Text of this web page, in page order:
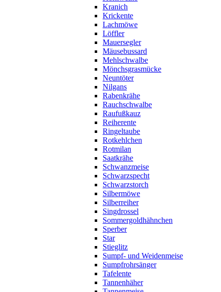
Kranich
Krickente
Lachmöwe
Löffler
Mauersegler
Mäusebussard
Mehlschwalbe
Mönchsgrasmücke
Neuntöter
Nilgans
Rabenkrähe
Rauchschwalbe
Raufußkauz
Reiherente
Ringeltaube
Rotkehlchen
Rotmilan
Saatkrähe
Schwanzmeise
Schwarzspecht
Schwarzstorch
Silbermöwe
Silberreiher
Singdrossel
Sommergoldhähnchen
Sperber
Star
Stieglitz
Sumpf- und Weidenmeise
Sumpfrohrsänger
Tafelente
Tannenhäher